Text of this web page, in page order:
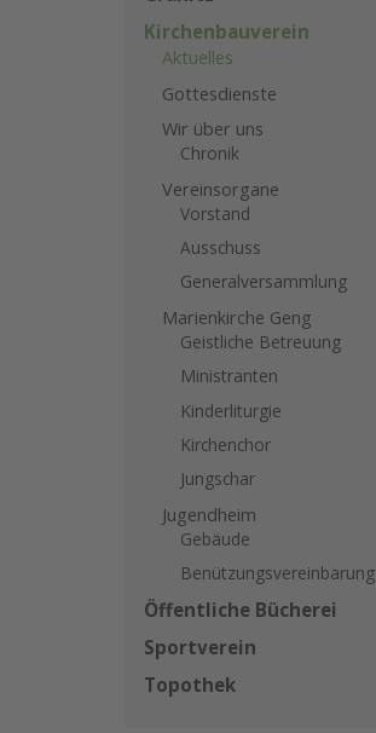
Kirchenbauverein
Aktuelles
Gottesdienste
Wir über uns
Chronik
Vereinsorgane
Vorstand
Ausschuss
Generalversammlung
Marienkirche Geng
Geistliche Betreuung
Ministranten
Kinderliturgie
Kirchenchor
Jungschar
Jugendheim
Gebäude
Benützungsvereinbarung
Öffentliche Bücherei
Sportverein
Topothek